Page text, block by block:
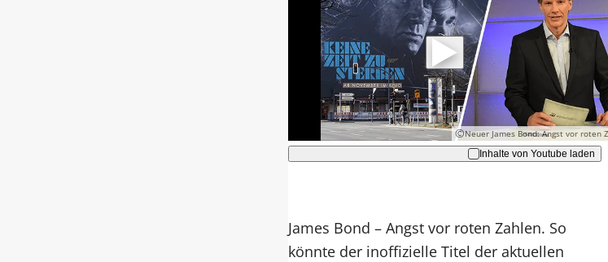
©Neuer James Bond: Angst vor roten
Mit der Wiedergabe dieses Videos
werden Daten an Youtube übertragen.
Hinweise dazu erhalten Sie in der
Datenschutzerklärung .
Akzeptieren
Inhalte von Youtube laden
James Bond – Angst vor roten Zahlen. So
könnte der inoffizielle Titel der aktuellen